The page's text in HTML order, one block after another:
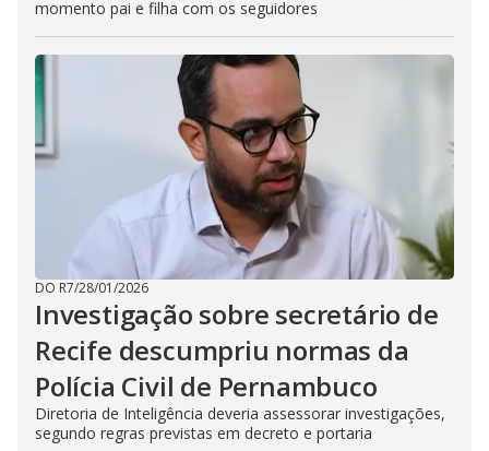
momento pai e filha com os seguidores
DO R7/28/01/2026
Investigação sobre secretário de
Recife descumpriu normas da
Polícia Civil de Pernambuco
Diretoria de Inteligência deveria assessorar investigações,
segundo regras previstas em decreto e portaria